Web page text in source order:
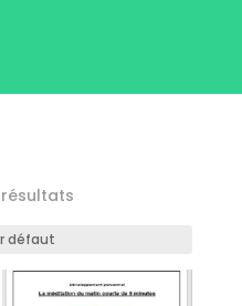
résultats